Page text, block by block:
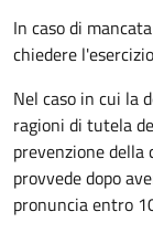
In caso di
chiedere
Nel caso in cui la
ragioni di tutela
prevenzione
provvede dopo
pronuncia entro